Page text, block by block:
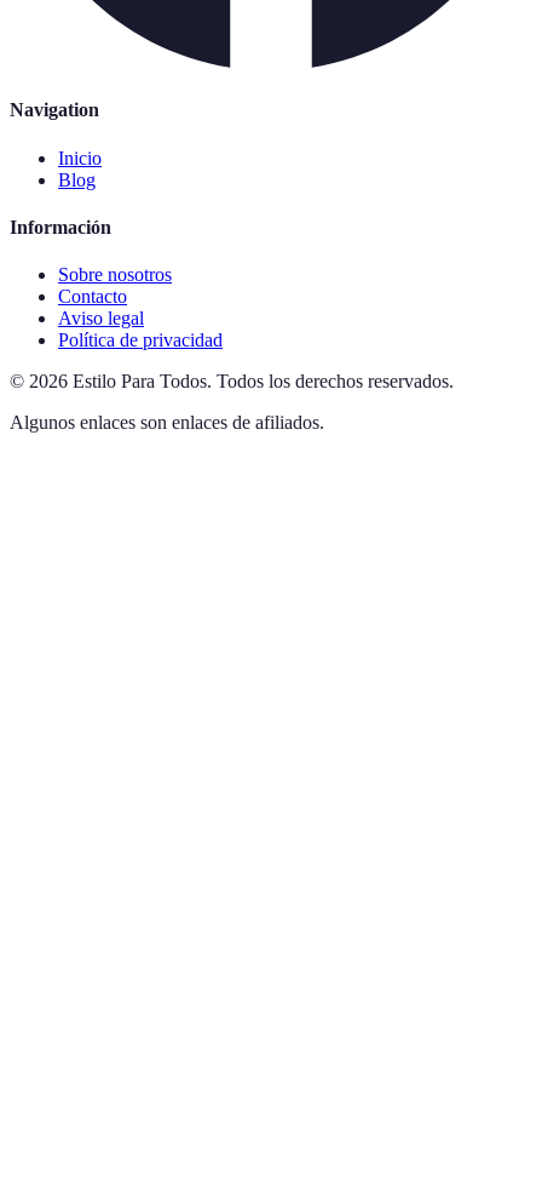
Navigation
Inicio
Blog
Información
Sobre nosotros
Contacto
Aviso legal
Política de privacidad
© 2026 Estilo Para Todos. Todos los derechos reservados.
Algunos enlaces son enlaces de afiliados.